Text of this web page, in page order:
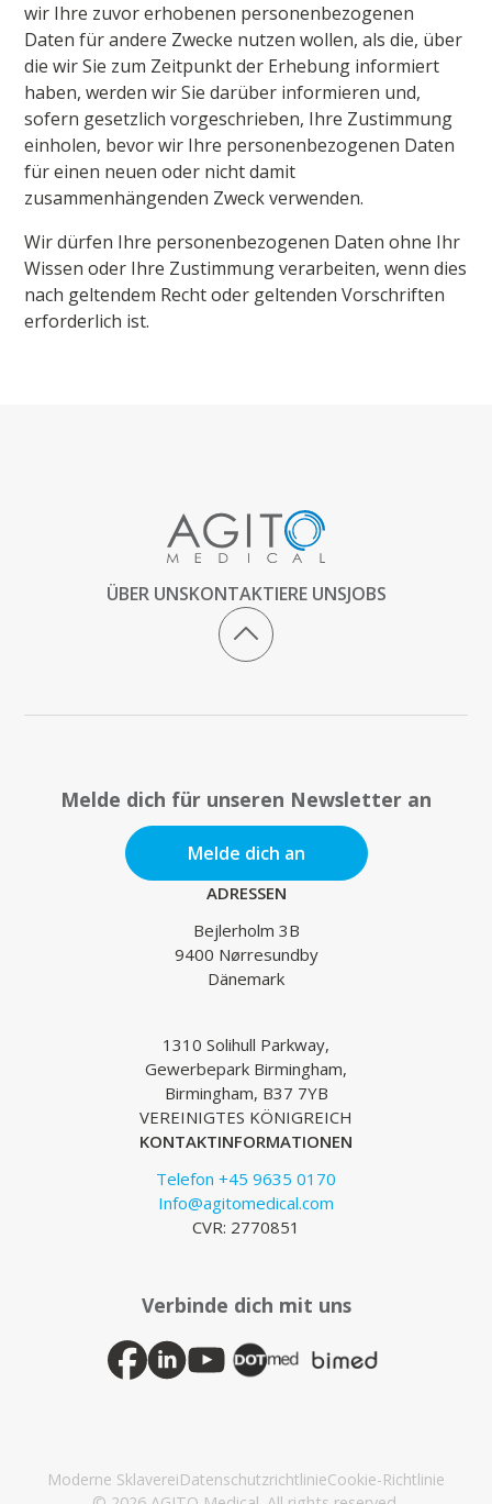
wir Ihre zuvor erhobenen personenbezogenen
Daten für andere Zwecke nutzen wollen, als die, über
die wir Sie zum Zeitpunkt der Erhebung informiert
haben, werden wir Sie darüber informieren und,
sofern gesetzlich vorgeschrieben, Ihre Zustimmung
einholen, bevor wir Ihre personenbezogenen Daten
für einen neuen oder nicht damit
zusammenhängenden Zweck verwenden.
Wir dürfen Ihre personenbezogenen Daten ohne Ihr
Wissen oder Ihre Zustimmung verarbeiten, wenn dies
nach geltendem Recht oder geltenden Vorschriften
erforderlich ist.
ÜBER UNSKONTAKTIERE UNSJOBS
Melde dich für unseren Newsletter an
Melde dich an
ADRESSEN
Bejlerholm 3B
9400 Nørresundby
Dänemark
1310 Solihull Parkway,
Gewerbepark Birmingham,
Birmingham, B37 7YB
VEREINIGTES KÖNIGREICH
KONTAKTINFORMATIONEN
Telefon +45 9635 0170
Info@agitomedical.com
CVR: 2770851
Verbinde dich mit uns
Moderne SklavereiDatenschutzrichtlinieCookie-Richtlinie